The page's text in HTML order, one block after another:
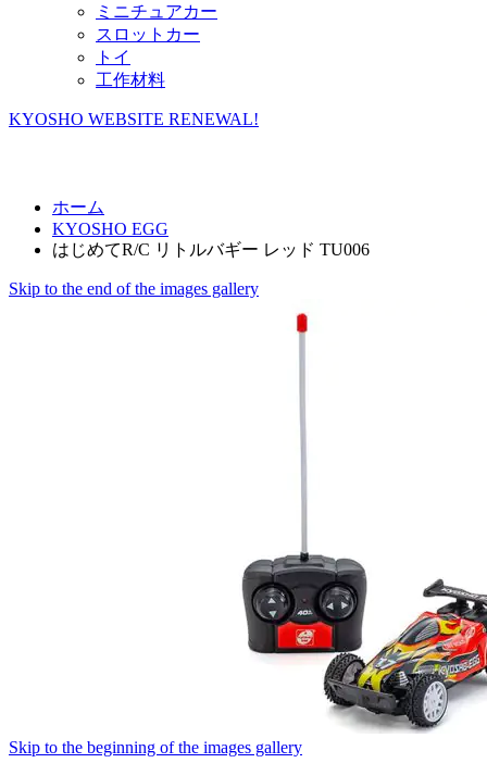
ミニチュアカー
スロットカー
トイ
工作材料
KYOSHO WEBSITE RENEWAL!
ホーム
KYOSHO EGG
はじめてR/C リトルバギー レッド TU006
Skip to the end of the images gallery
Skip to the beginning of the images gallery